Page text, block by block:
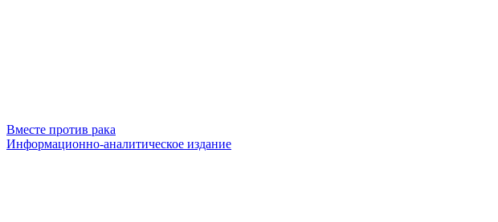
Вместе против рака
Информационно-аналитическое издание